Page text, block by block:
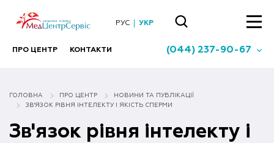
РУС УКР
ПРО ЦЕНТР КОНТАКТИ (044) 237-90-67
ГОЛОВНА ПРО ЦЕНТР
НОВИНИ ТА ПУБЛІКАЦІЇ
ЗВ'ЯЗОК РІВНЯ ІНТЕЛЕКТУ І ЯКІСТЬ СПЕРМИ
Зв'язок рівня інтелекту і